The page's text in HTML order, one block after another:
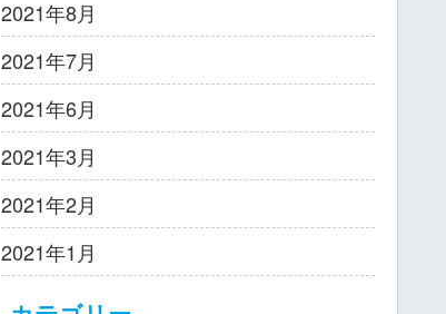
2021年8月
2021年7月
2021年6月
2021年3月
2021年2月
2021年1月